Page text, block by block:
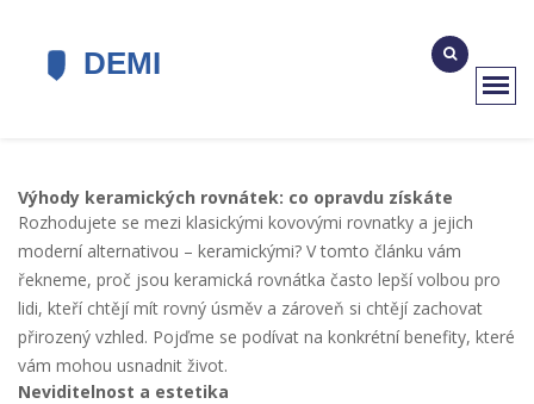
Výhody keramických rovnátek: co opravdu získáte
Rozhodujete se mezi klasickými kovovými rovnatky a jejich
moderní alternativou – keramickými? V tomto článku vám
řekneme, proč jsou keramická rovnátka často lepší volbou pro
lidi, kteří chtějí mít rovný úsměv a zároveň si chtějí zachovat
přirozený vzhled. Pojďme se podívat na konkrétní benefity, které
vám mohou usnadnit život.
Neviditelnost a estetika